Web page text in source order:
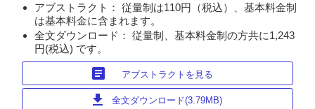
アブストラクト： 従量制は110円（税込）、基本料金制
は基本料金に含まれます。
全文ダウンロード： 従量制、基本料金制の方共に1,243
円(税込) です。
article アブストラクトを見る
download 全文ダウンロード(3.79MB)